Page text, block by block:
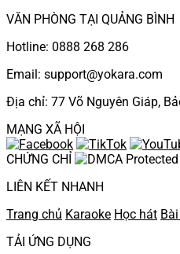
VĂN PHÒNG TẠI QUẢNG BÌNH
Hotline: 0888 268 286
Email: support@yokara.com
Địa chỉ: 77 Võ Nguyên Giáp,
MẠNG XÃ HỘI
CHỨNG CHỈ
LIÊN KẾT NHANH
Trang chủ Karaoke Học hát
TẢI ỨNG DỤNG